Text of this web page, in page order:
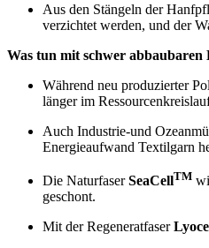
Aus den Stängeln der
verzichtet werden, und der
Was tun mit schwer abbaubaren
Während neu produzierter
länger im
Auch Industrie-und
Energieaufwand Textilgarn
Die NaturfaserSeaCellTM
geschont.
Mit der Regeneratfaser